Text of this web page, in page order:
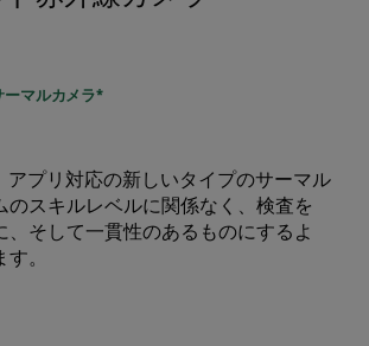
ーマルカメラ*
アプリ対応の新しいタイプのサーマル
のスキルレベルに関係なく、検査を
、そして一貫性のあるものにするよ
。